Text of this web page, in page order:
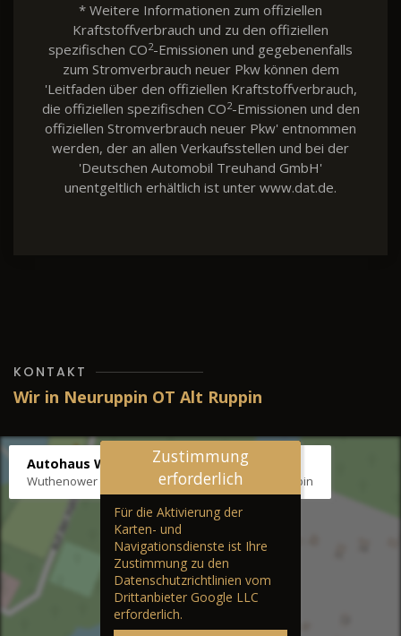
* Weitere Informationen zum offiziellen
Kraftstoffverbrauch und zu den offiziellen
spezifischen CO2-Emissionen und gegebenenfalls
zum Stromverbrauch neuer Pkw können dem
'Leitfaden über den offiziellen Kraftstoffverbrauch,
die offiziellen spezifischen CO2-Emissionen und den
offiziellen Stromverbrauch neuer Pkw' entnommen
werden, der an allen Verkaufsstellen und bei der
'Deutschen Automobil Treuhand GmbH'
unentgeltlich erhältlich ist unter www.dat.de.
KONTAKT
Wir in Neuruppin OT Alt Ruppin
Autohaus Wernicke
Wuthenower Str. 12b, 16827 Neuruppin OT Alt Ruppin
Zustimmung
erforderlich
Für die Aktivierung der
Karten- und
Navigationsdienste ist Ihre
Zustimmung zu den
Datenschutzrichtlinien vom
Drittanbieter Google LLC
erforderlich.